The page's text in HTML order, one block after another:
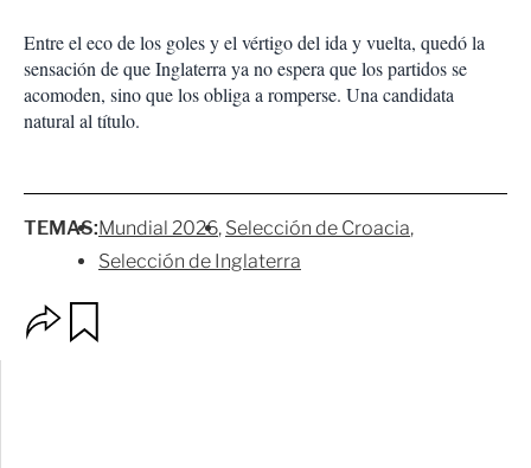
Entre el eco de los goles y el vértigo del ida y vuelta, quedó la
sensación de que Inglaterra ya no espera que los partidos se
acomoden, sino que los obliga a romperse. Una candidata
natural al título.
TEMAS:Mundial 2026 Selección de Croacia
Selección de Inglaterra